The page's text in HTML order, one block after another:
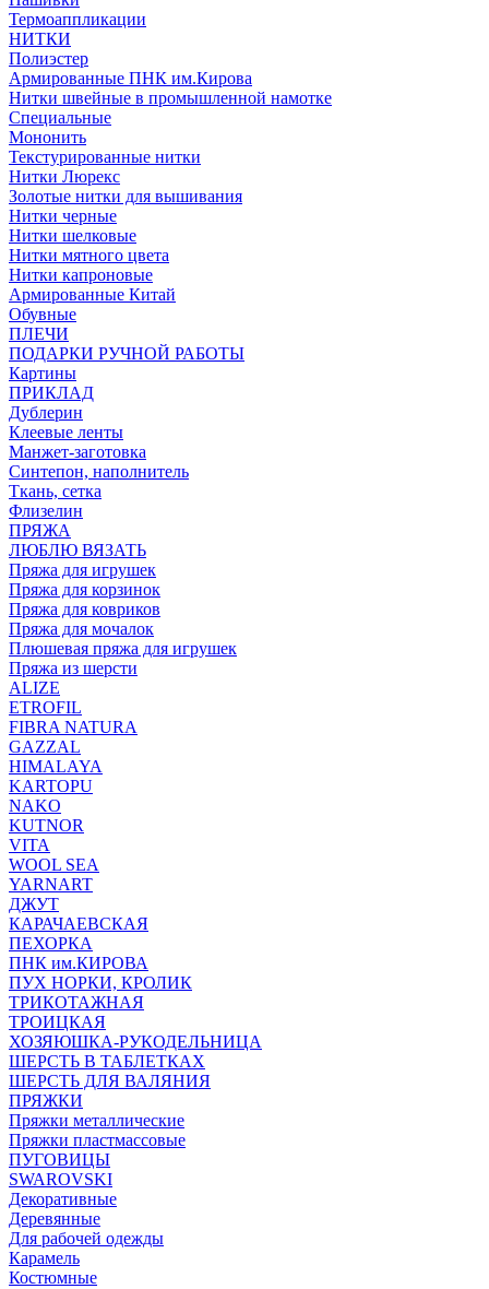
Термоаппликации
НИТКИ
Полиэстер
Армированные ПНК им.Кирова
Нитки швейные в промышленной намотке
Специальные
Мононить
Текстурированные нитки
Нитки Люрекс
Золотые нитки для вышивания
Нитки черные
Нитки шелковые
Нитки мятного цвета
Нитки капроновые
Армированные Китай
Обувные
ПЛЕЧИ
ПОДАРКИ РУЧНОЙ РАБОТЫ
Картины
ПРИКЛАД
Дублерин
Клеевые ленты
Манжет-заготовка
Синтепон, наполнитель
Ткань, сетка
Флизелин
ПРЯЖА
ЛЮБЛЮ ВЯЗАТЬ
Пряжа для игрушек
Пряжа для корзинок
Пряжа для ковриков
Пряжа для мочалок
Плюшевая пряжа для игрушек
Пряжа из шерсти
ALIZE
ETROFIL
FIBRA NATURA
GAZZAL
HIMALAYA
KARTOPU
NAKO
KUTNOR
VITA
WOOL SEA
YARNART
ДЖУТ
КАРАЧАЕВСКАЯ
ПЕХОРКА
ПНК им.КИРОВА
ПУХ НОРКИ, КРОЛИК
ТРИКОТАЖНАЯ
ТРОИЦКАЯ
ХОЗЯЮШКА-РУКОДЕЛЬНИЦА
ШЕРСТЬ В ТАБЛЕТКАХ
ШЕРСТЬ ДЛЯ ВАЛЯНИЯ
ПРЯЖКИ
Пряжки металлические
Пряжки пластмассовые
ПУГОВИЦЫ
SWAROVSKI
Декоративные
Деревянные
Для рабочей одежды
Карамель
Костюмные